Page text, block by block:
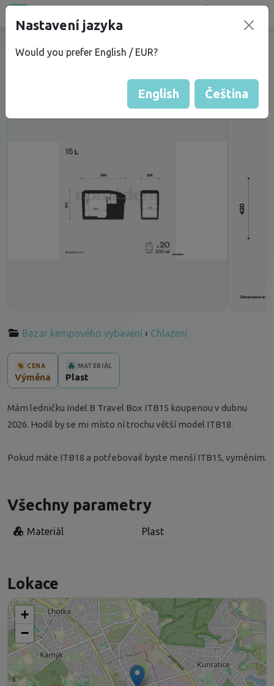
Vyměním ledničku Indel B Travel Box
Bazar kempového vybavení › Chlazení
CENA
Výměna
MATERIÁL
Plast
Mám ledničku Indel B Travel Box ITB15 koupenou v dubnu
2026. Hodil by se mi místo ní trochu větší model ITB18.
Pokud máte ITB18 a potřebovail byste menší ITB15, vyměním.
Všechny parametry
Materiál Plast
Lokace
+
−
Nastavení jazyka
Would you prefer English / EUR?
English Čeština